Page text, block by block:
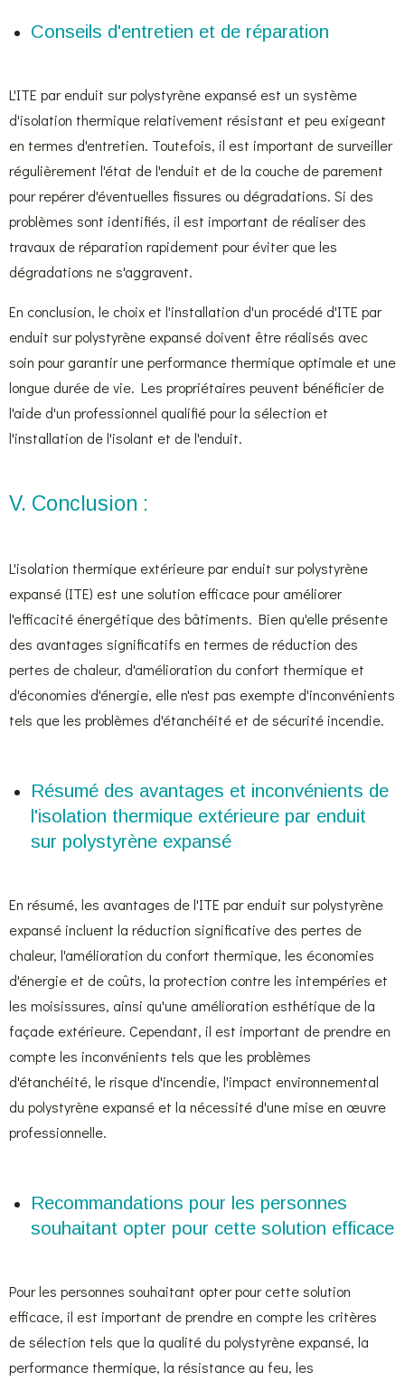
Conseils d'entretien et de réparation
L'ITE par enduit sur polystyrène expansé est un système
d'isolation thermique relativement résistant et peu exigeant
en termes d'entretien. Toutefois, il est important de surveiller
régulièrement l'état de l'enduit et de la couche de parement
pour repérer d'éventuelles fissures ou dégradations. Si des
problèmes sont identifiés, il est important de réaliser des
travaux de réparation rapidement pour éviter que les
dégradations ne s'aggravent.
En conclusion, le choix et l'installation d'un procédé d'ITE par
enduit sur polystyrène expansé doivent être réalisés avec
soin pour garantir une performance thermique optimale et une
longue durée de vie. Les propriétaires peuvent bénéficier de
l'aide d'un professionnel qualifié pour la sélection et
l'installation de l'isolant et de l'enduit.
V. Conclusion :
L'isolation thermique extérieure par enduit sur polystyrène
expansé (ITE) est une solution efficace pour améliorer
l'efficacité énergétique des bâtiments. Bien qu'elle présente
des avantages significatifs en termes de réduction des
pertes de chaleur, d'amélioration du confort thermique et
d'économies d'énergie, elle n'est pas exempte d'inconvénients
tels que les problèmes d'étanchéité et de sécurité incendie.
Résumé des avantages et inconvénients de
l'isolation thermique extérieure par enduit
sur polystyrène expansé
En résumé, les avantages de l'ITE par enduit sur polystyrène
expansé incluent la réduction significative des pertes de
chaleur, l'amélioration du confort thermique, les économies
d'énergie et de coûts, la protection contre les intempéries et
les moisissures, ainsi qu'une amélioration esthétique de la
façade extérieure. Cependant, il est important de prendre en
compte les inconvénients tels que les problèmes
d'étanchéité, le risque d'incendie, l'impact environnemental
du polystyrène expansé et la nécessité d'une mise en œuvre
professionnelle.
Recommandations pour les personnes
souhaitant opter pour cette solution efficace
Pour les personnes souhaitant opter pour cette solution
efficace, il est important de prendre en compte les critères
de sélection tels que la qualité du polystyrène expansé, la
performance thermique, la résistance au feu, les